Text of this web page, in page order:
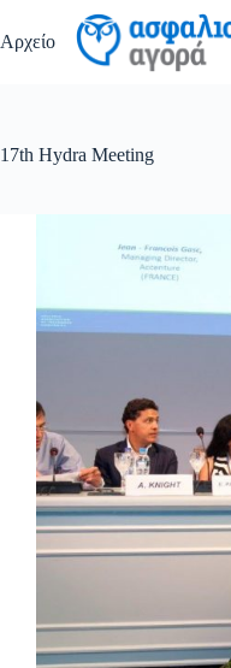
στο
περιεχόμενο
Αρχείο
17th Hydra Meeting